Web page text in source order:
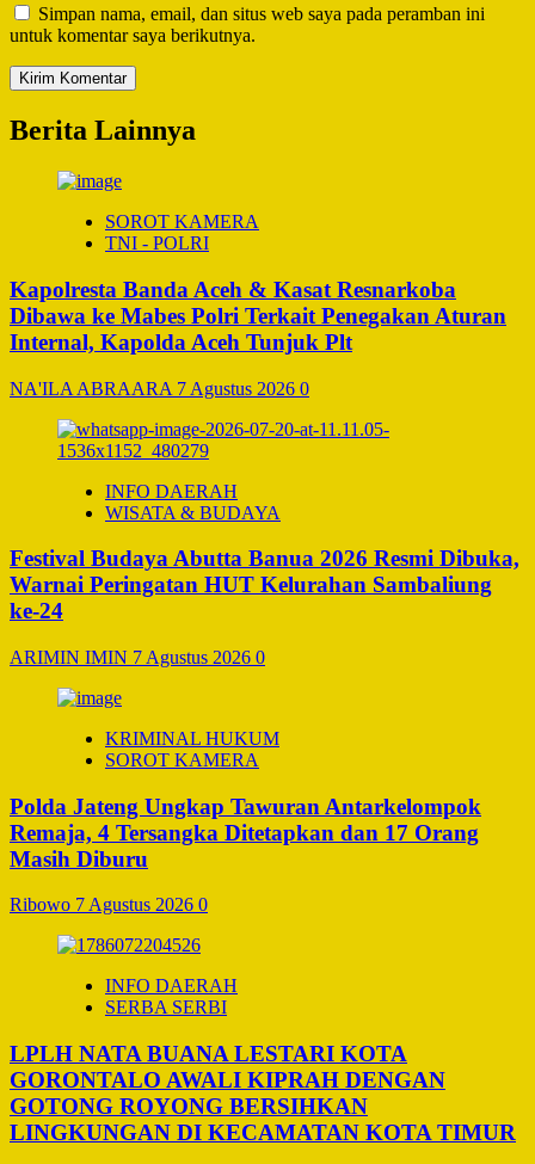
Simpan nama, email, dan situs web saya pada peramban ini
untuk komentar saya berikutnya.
Berita Lainnya
SOROT KAMERA
TNI - POLRI
Kapolresta Banda Aceh & Kasat Resnarkoba
Dibawa ke Mabes Polri Terkait Penegakan Aturan
Internal, Kapolda Aceh Tunjuk Plt
NA'ILA ABRAARA 7 Agustus 2026 0
INFO DAERAH
WISATA & BUDAYA
Festival Budaya Abutta Banua 2026 Resmi Dibuka,
Warnai Peringatan HUT Kelurahan Sambaliung
ke-24
ARIMIN IMIN 7 Agustus 2026 0
KRIMINAL HUKUM
SOROT KAMERA
Polda Jateng Ungkap Tawuran Antarkelompok
Remaja, 4 Tersangka Ditetapkan dan 17 Orang
Masih Diburu
Ribowo 7 Agustus 2026 0
INFO DAERAH
SERBA SERBI
LPLH NATA BUANA LESTARI KOTA
GORONTALO AWALI KIPRAH DENGAN
GOTONG ROYONG BERSIHKAN
LINGKUNGAN DI KECAMATAN KOTA TIMUR